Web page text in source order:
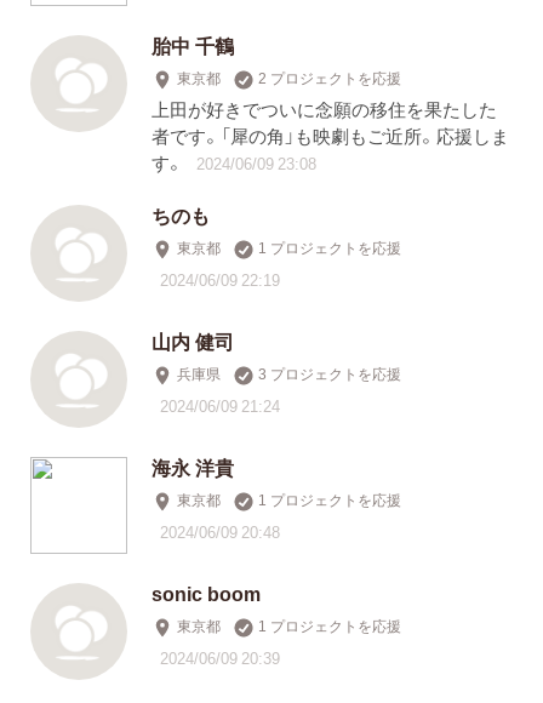
胎中 千鶴
東京都 2 プロジェクトを応援
上田が好きでついに念願の移住を果たした
者です。「犀の角」も映劇もご近所。応援しま
す。
2024/06/09 23:08
ちのも
東京都 1 プロジェクトを応援
2024/06/09 22:19
山内 健司
兵庫県 3 プロジェクトを応援
2024/06/09 21:24
海永 洋貴
東京都 1 プロジェクトを応援
2024/06/09 20:48
sonic boom
東京都 1 プロジェクトを応援
2024/06/09 20:39